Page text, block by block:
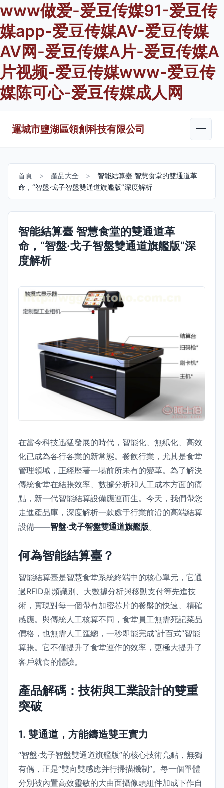
www做爱-爱豆传媒91-爱豆传
媒app-爱豆传媒AV-爱豆传媒
AV网-爱豆传媒A片-爱豆传媒A
片视频-爱豆传媒www-爱豆传
媒陈可心-爱豆传媒成人网
運城市鹽湖區領創科技有限公司
首頁 > 產品大全 >
智能結算臺 智慧食堂的雙通道革
命，“智盤·戈子智盤雙通道旗艦版”深度解析
智能結算臺 智慧食堂的雙通道革
命，“智盤·戈子智盤雙通道旗艦版”深
度解析
在當今科技迅猛發展的時代，智能化、無紙化、高效
化已成為各行各業的新常態。餐飲行業，尤其是食堂
管理領域，正經歷著一場前所未有的變革。為了解決
傳統食堂在結賬效率、數據分析和人工成本方面的痛
點，新一代智能結算設備應運而生。今天，我們帶您
走進產品庫，深度解析一款處于行業前沿的高端結算
設備——智盤·戈子智盤雙通道旗艦版。
何為智能結算臺？
智能結算臺是智慧食堂系統終端中的核心單元，它通
過RFID射頻識別、大數據分析與移動支付等先進技
術，實現對每一個帶有加密芯片的餐盤的快速、精確
感應。與傳統人工核算不同，食堂員工無需死記菜品
價格，也無需人工匯總，一秒即能完成“計百式”智能
算賬。它不僅提升了食堂運作的效率，更極大提升了
客戶就食的體驗。
產品解碼：技術與工業設計的雙重
突破
1. 雙通道，方能鑄造雙王實力
“智盤·戈子智盤雙通道旗艦版”的核心技術亮點，無獨
有偶，正是“雙向雙感應并行掃描機制”。每一個單體
分別被內置高效靈敏的大曲面攝像頭組件加成下作自